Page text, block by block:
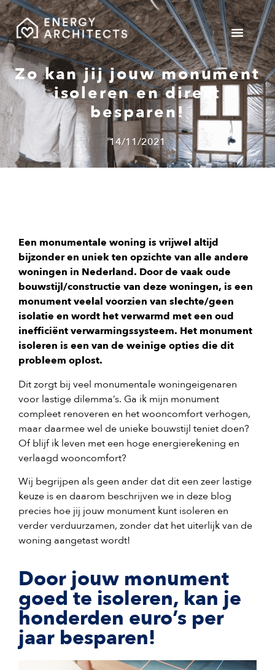
Zo kan jij jouw monument
isoleren en direct
besparen!
14/11/2021
Een monumentale woning is vrijwel altijd
bijzonder en uniek ten opzichte van alle andere
woningen in Nederland. Door de vaak oude
bouwstijl/constructie van deze woningen, is een
monument veelal voorzien van slechte/geen
isolatie en wordt het verwarmd met een oud
inefficiënt verwarmingssysteem. Het monument
isoleren is een van de weinige opties die dit
probleem oplost.
Dit zorgt bij veel monumentale woningeigenaren
voor lastige dilemma’s. Ga ik mijn monument
compleet renoveren en het wooncomfort verhogen,
maar daarmee wel de unieke bouwstijl teniet doen?
Of blijf ik leven met een hoge energierekening en
verlaagd wooncomfort?
Wij begrijpen als geen ander dat dit een zeer lastige
keuze is en daarom beschrijven we in deze blog
precies hoe jij jouw monument kunt isoleren en
verder verduurzamen, zonder dat het uiterlijk van de
woning aangetast wordt!
Door jouw monument
goed te isoleren, kan je
honderden euro’s per
jaar besparen!